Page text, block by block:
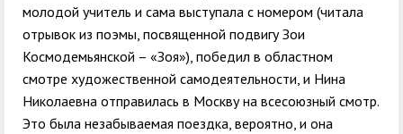
молодой учитель и сама выступала с номером (читала
отрывок из поэмы, посвященной подвигу Зои
Космодемьянской – «Зоя»), победил в областном
смотре художественной самодеятельности, и Нина
Николаевна отправилась в Москву на всесоюзный смотр.
Это была незабываемая поездка, вероятно, и она